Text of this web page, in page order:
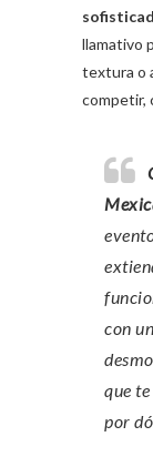
llamativo
textura o
competir,
con
que
por